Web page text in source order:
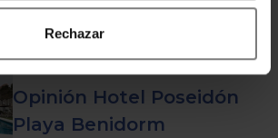
Rechazar
Opinión Hotel Poseidón
Playa Benidorm